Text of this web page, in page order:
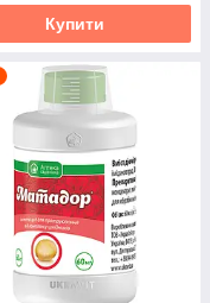
Купити